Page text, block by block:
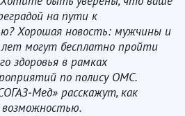
на пути к
Хорошая новость: мужчины и
могут бесплатно пройти
здоровья в рамках
по полису ОМС.
‑Мед» расскажут, как
возможностью.